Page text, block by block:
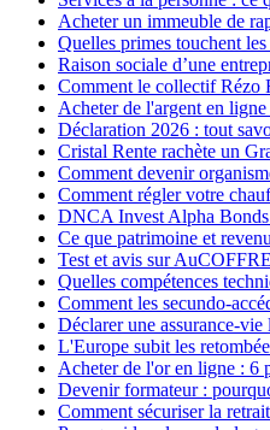
Acheter un immeuble de
Quelles primes touchent
Raison sociale d’une
Comment le collectif Rézo
Acheter de l'argent en
Déclaration 2026 : tout
Cristal Rente rachète un
Comment devenir
Comment régler votre
DNCA Invest Alpha Bonds
Ce que patrimoine et
Test et avis sur
Quelles compétences
Comment les secundo-
Déclarer une assurance-
L'Europe subit les
Acheter de l'or en ligne : 6
Devenir formateur :
Comment sécuriser la